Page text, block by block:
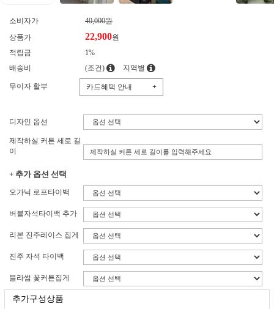
소비자가
40,000원
상품가
22,900원
적립금
1%
배송비
(조건) 지역별
무이자 할부 카드혜택 안내 +
디자인 옵션
제작하실 커튼 세로 길
이
+ 추가 옵션 선택
오가닉 로프타이백
버블자석타이백 추가
리본 진주레이스 집게
진주 자석 타이백
블라썸 꽃커튼집게
추가구성상품